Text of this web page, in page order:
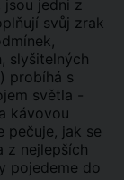
jsou jedni z
svůj zrak
slyšitelných
probíhá s
světla -
kávovou
pečuje, jak se
z nejlepších
pojedeme do